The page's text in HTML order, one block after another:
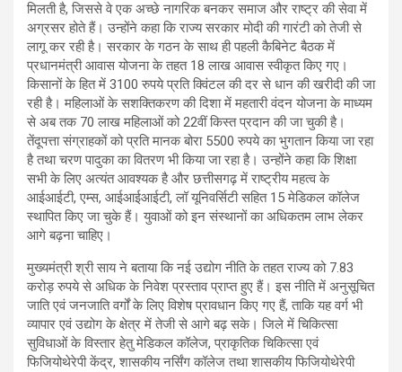
मिलती है, जिससे वे एक अच्छे नागरिक बनकर समाज और राष्ट्र की सेवा में
अग्रसर होते हैं। उन्होंने कहा कि राज्य सरकार मोदी की गारंटी को तेजी से
लागू कर रही है। सरकार के गठन के साथ ही पहली कैबिनेट बैठक में
प्रधानमंत्री आवास योजना के तहत 18 लाख आवास स्वीकृत किए गए।
किसानों के हित में 3100 रुपये प्रति क्विंटल की दर से धान की खरीदी की जा
रही है। महिलाओं के सशक्तिकरण की दिशा में महतारी वंदन योजना के माध्यम
से अब तक 70 लाख महिलाओं को 22वीं किस्त प्रदान की जा चुकी है।
तेंदूपत्ता संग्राहकों को प्रति मानक बोरा 5500 रुपये का भुगतान किया जा रहा
है तथा चरण पादुका का वितरण भी किया जा रहा है। उन्होंने कहा कि शिक्षा
सभी के लिए अत्यंत आवश्यक है और छत्तीसगढ़ में राष्ट्रीय महत्व के
आईआईटी, एम्स, आईआईआईटी, लॉ यूनिवर्सिटी सहित 15 मेडिकल कॉलेज
स्थापित किए जा चुके हैं। युवाओं को इन संस्थानों का अधिकतम लाभ लेकर
आगे बढ़ना चाहिए।
मुख्यमंत्री श्री साय ने बताया कि नई उद्योग नीति के तहत राज्य को 7.83
करोड़ रुपये से अधिक के निवेश प्रस्ताव प्राप्त हुए हैं। इस नीति में अनुसूचित
जाति एवं जनजाति वर्गों के लिए विशेष प्रावधान किए गए हैं, ताकि यह वर्ग भी
व्यापार एवं उद्योग के क्षेत्र में तेजी से आगे बढ़ सके। जिले में चिकित्सा
सुविधाओं के विस्तार हेतु मेडिकल कॉलेज, प्राकृतिक चिकित्सा एवं
फिजियोथेरेपी केंद्र, शासकीय नर्सिंग कॉलेज तथा शासकीय फिजियोथेरेपी